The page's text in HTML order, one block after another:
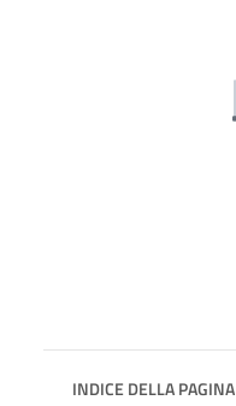
INDICE DELLA PAGINA